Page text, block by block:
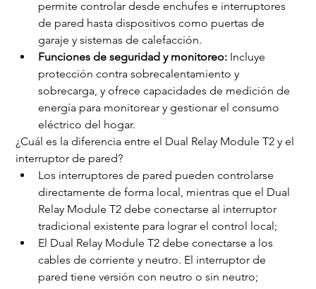
permite controlar desde enchufes e interruptores
de pared hasta dispositivos como puertas de
garaje y sistemas de calefacción.
Funciones de seguridad y monitoreo: Incluye
protección contra sobrecalentamiento y
sobrecarga, y ofrece capacidades de medición de
energía para monitorear y gestionar el consumo
eléctrico del hogar.
¿Cuál es la diferencia entre el Dual Relay Module T2 y el
interruptor de pared?
Los interruptores de pared pueden controlarse
directamente de forma local, mientras que el Dual
Relay Module T2 debe conectarse al interruptor
tradicional existente para lograr el control local;
El Dual Relay Module T2 debe conectarse a los
cables de corriente y neutro. El interruptor de
pared tiene versión con neutro o sin neutro;